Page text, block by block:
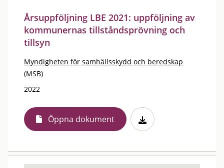
Årsuppföljning LBE 2021: uppföljning av
kommunernas tillståndsprövning och
tillsyn
Myndigheten för samhällsskydd och beredskap
(MSB)
2022
Öppna dokument